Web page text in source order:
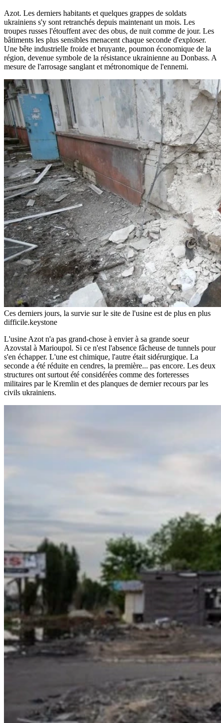
Azot. Les derniers habitants et quelques grappes de soldats
ukrainiens s'y sont retranchés depuis maintenant un mois. Les
troupes russes l'étouffent avec des obus, de nuit comme de jour. Les
bâtiments les plus sensibles menacent chaque seconde d'exploser.
Une bête industrielle froide et bruyante, poumon économique de la
région, devenue symbole de la résistance ukrainienne au Donbass. A
mesure de l'arrosage sanglant et métronomique de l'ennemi.
Ces derniers jours, la survie sur le site de l'usine est de plus en plus
difficile.keystone
L'usine Azot n'a pas grand-chose à envier à sa grande soeur
Azovstal à Marioupol. Si ce n'est l'absence fâcheuse de tunnels pour
s'en échapper. L'une est chimique, l'autre était sidérurgique. La
seconde a été réduite en cendres, la première... pas encore. Les deux
structures ont surtout été considérées comme des forteresses
militaires par le Kremlin et des planques de dernier recours par les
civils ukrainiens.